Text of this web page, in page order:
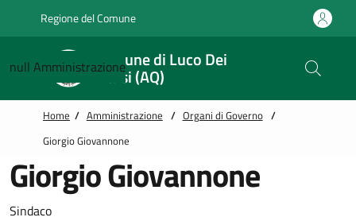
Regione del Comune
Comune di Luco Dei
Marsi (AQ)
null Amministrazione
Home / Amministrazione / Organi di Governo /
Giorgio Giovannone
Giorgio Giovannone
Sindaco